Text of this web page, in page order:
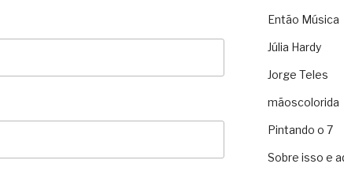
Então Música
Júlia Hardy
Jorge Teles
mãoscolorida
Pintando o 7
Sobre isso e